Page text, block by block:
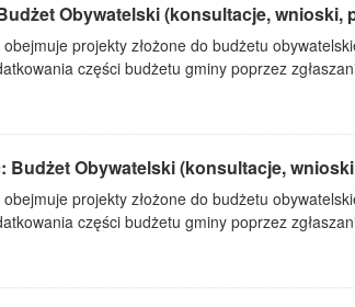
Obywatelski (konsultacje, wnioski,
projekty złożone do budżetu
części budżetu gminy poprzez
Budżet Obywatelski (konsultacje,
projekty złożone do budżetu
części budżetu gminy poprzez